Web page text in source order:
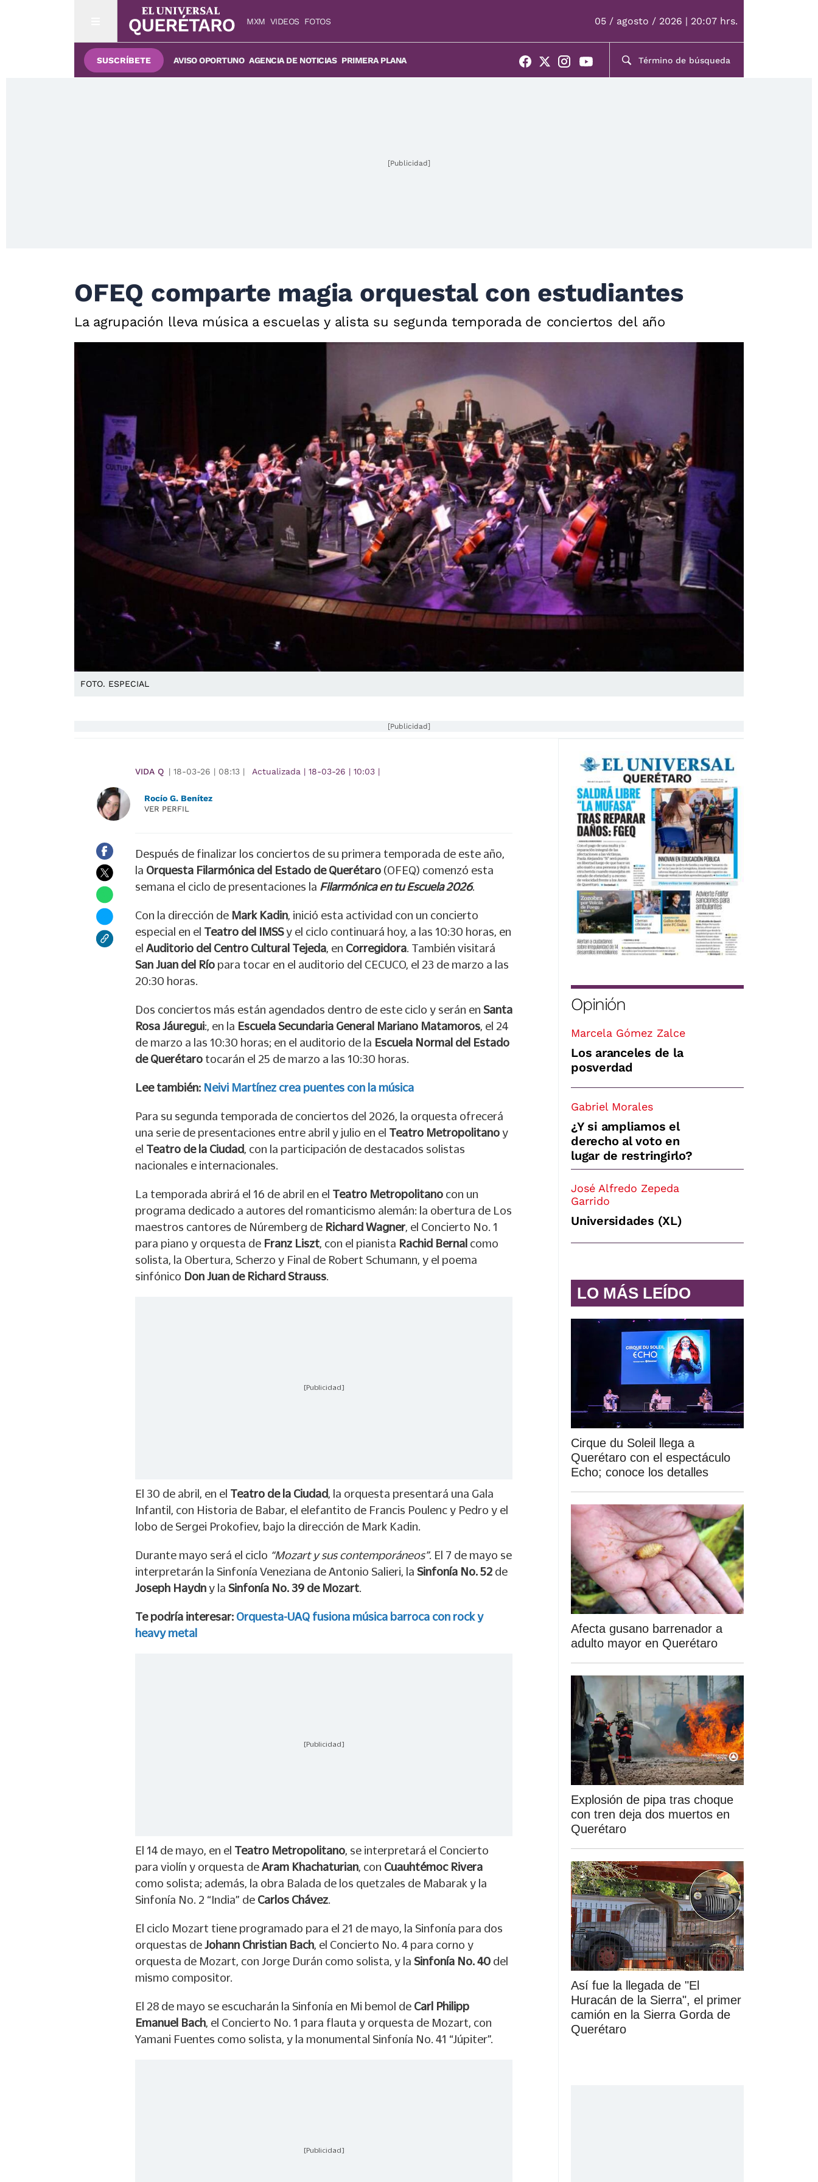
MXM VIDEOS FOTOS 05 / agosto / 2026 | 20:07 hrs.
SUSCRÍBETE AVISO OPORTUNO AGENCIA DE NOTICIAS PRIMERA PLANA
[Publicidad]
OFEQ comparte magia orquestal con estudiantes
La agrupación lleva música a escuelas y alista su segunda temporada de conciertos del año
FOTO. ESPECIAL
[Publicidad]
VIDA Q | 18-03-26 | 08:13 | Actualizada | 18-03-26 | 10:03 |
Rocío G. Benítez
VER PERFIL
Después de finalizar los conciertos de su primera temporada de este año,
la Orquesta Filarmónica del Estado de Querétaro (OFEQ) comenzó esta
semana el ciclo de presentaciones la Filarmónica en tu Escuela 2026.
Con la dirección de Mark Kadin , inició esta actividad con un concierto
especial en el Teatro del IMSSy el ciclo continuará hoy, a las 10:30 horas, en
el Auditorio del Centro Cultural Tejeda , en Corregidora . También visitará
San Juan del Río para tocar en el auditorio del CECUCO, el 23 de marzo a las
20:30 horas.
Dos conciertos más están agendados dentro de este ciclo y serán en Santa
Rosa Jáuregui:, en la Escuela Secundaria General Mariano Matamoros , el 24
de marzo a las 10:30 horas; en el auditorio de la Escuela Normal del Estado
de Querétaro tocarán el 25 de marzo a las 10:30 horas.
Lee también: Neivi Martínez crea puentes con la música
Para su segunda temporada de conciertos del 2026, la orquesta ofrecerá
una serie de presentaciones entre abril y julio en el Teatro Metropolitano y
el Teatro de la Ciudad , con la participación de destacados solistas
nacionales e internacionales.
La temporada abrirá el 16 de abril en el Teatro Metropolitano con un
programa dedicado a autores del romanticismo alemán: la obertura de Los
maestros cantores de Núremberg de Richard Wagner , el Concierto No. 1
para piano y orquesta de Franz Liszt , con el pianista Rachid Bernal como
solista, la Obertura, Scherzo y Final de Robert Schumann, y el poema
sinfónico Don Juan de Richard Strauss
[Publicidad]
El 30 de abril, en el Teatro de la Ciudad , la orquesta presentará una Gala
Infantil, con Historia de Babar, el elefantito de Francis Poulenc y Pedro y el
lobo de Sergei Prokofiev, bajo la dirección de Mark Kadin.
Durante mayo será el ciclo “Mozart y sus contemporáneos”. El 7 de mayo se
interpretarán la Sinfonía Veneziana de Antonio Salieri, la Sinfonía No. 52 de
Joseph Haydn y la Sinfonía No. 39 de Mozart
Te podría interesar: Orquesta-UAQ fusiona música barroca con rock y
heavy metal
[Publicidad]
El 14 de mayo, en el Teatro Metropolitano , se interpretará el Concierto
para violín y orquesta de Aram Khachaturian , con Cuauhtémoc Rivera
como solista; además, la obra Balada de los quetzales de Mabarak y la
Sinfonía No. 2 “India” de Carlos Chávez
El ciclo Mozart tiene programado para el 21 de mayo, la Sinfonía para dos
orquestas de Johann Christian Bach , el Concierto No. 4 para corno y
orquesta de Mozart, con Jorge Durán como solista, y la Sinfonía No. 40 del
mismo compositor.
El 28 de mayo se escucharán la Sinfonía en Mi bemol de Carl Philipp
Emanuel Bach , el Concierto No. 1 para flauta y orquesta de Mozart, con
Yamani Fuentes como solista, y la monumental Sinfonía No. 41 “Júpiter”.
[Publicidad]
Opinión
Marcela Gómez Zalce
Los aranceles de la
posverdad
Gabriel Morales
¿Y si ampliamos el
derecho al voto en
lugar de restringirlo?
José Alfredo Zepeda
Garrido
Universidades (XL)
LO MÁS LEÍDO
Cirque du Soleil llega a
Querétaro con el espectáculo
Echo; conoce los detalles
Afecta gusano barrenador a
adulto mayor en Querétaro
Explosión de pipa tras choque
con tren deja dos muertos en
Querétaro
Así fue la llegada de "El
Huracán de la Sierra", el primer
camión en la Sierra Gorda de
Querétaro